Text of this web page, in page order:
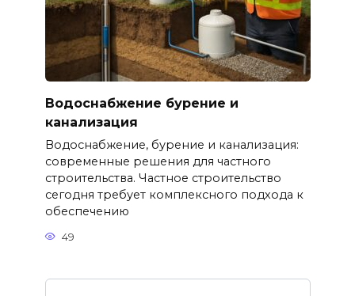
Водоснабжение бурение и
канализация
Водоснабжение, бурение и канализация:
современные решения для частного
строительства. Частное строительство
сегодня требует комплексного подхода к
обеспечению
49